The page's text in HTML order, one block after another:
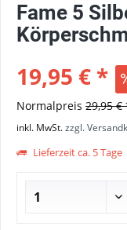
Fame 5
19,95 € *
Normalpreis 29,95 €
inkl. MwSt.zzgl.
Lieferzeit ca. 5 Tage